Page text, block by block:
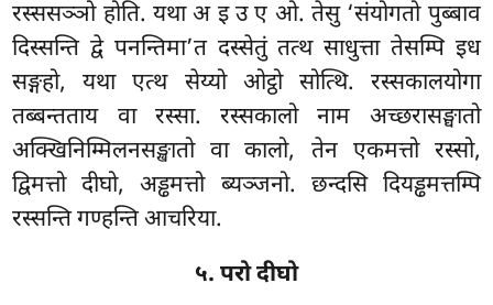
रस्ससञ्ञो होति. यथा अ इ उ ए ओ. तेसु ‘संयोगतो पुब्बाव
दिस्सन्ति द्वे पनन्तिमा’त दस्सेतुं तत्थ साधुत्ता तेसम्पि इध
सङ्गहो, यथा एत्थ सेय्यो ओट्ठो सोत्थि. रस्सकालयोगा
तब्बन्तताय वा रस्सा. रस्सकालो नाम अच्छरासङ्घातो
अक्खिनिम्मिलनसङ्खातो वा कालो, तेन एकमत्तो रस्सो,
द्विमत्तो दीघो, अड्ढमत्तो ब्यञ्जनो. छन्दसि दियड्ढमत्तम्पि
रस्सन्ति गण्हन्ति आचरिया.
५. परो दीघो